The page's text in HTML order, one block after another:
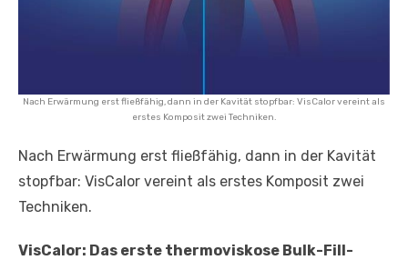
Nach Erwärmung erst fließfähig, dann in der Kavität stopfbar: VisCalor vereint als
erstes Komposit zwei Techniken.
Nach Erwärmung erst fließfähig, dann in der Kavität
stopfbar: VisCalor vereint als erstes Komposit zwei
Techniken.
VisCalor: Das erste thermoviskose Bulk-Fill-